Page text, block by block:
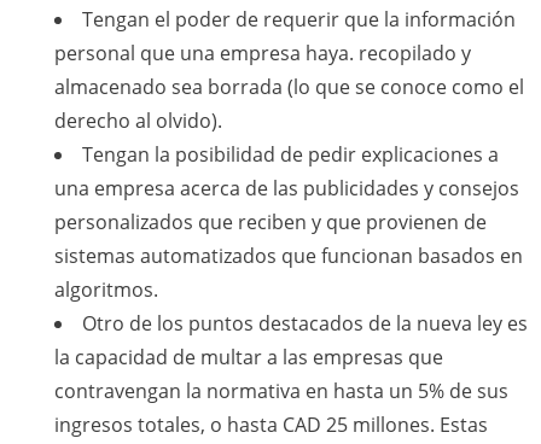
Tengan el poder de requerir que la información
personal que una empresa haya. recopilado y
almacenado sea borrada (lo que se conoce como el
derecho al olvido).
Tengan la posibilidad de pedir explicaciones a
una empresa acerca de las publicidades y consejos
personalizados que reciben y que provienen de
sistemas automatizados que funcionan basados en
algoritmos.
Otro de los puntos destacados de la nueva ley es
la capacidad de multar a las empresas que
contravengan la normativa en hasta un 5% de sus
ingresos totales, o hasta CAD 25 millones. Estas